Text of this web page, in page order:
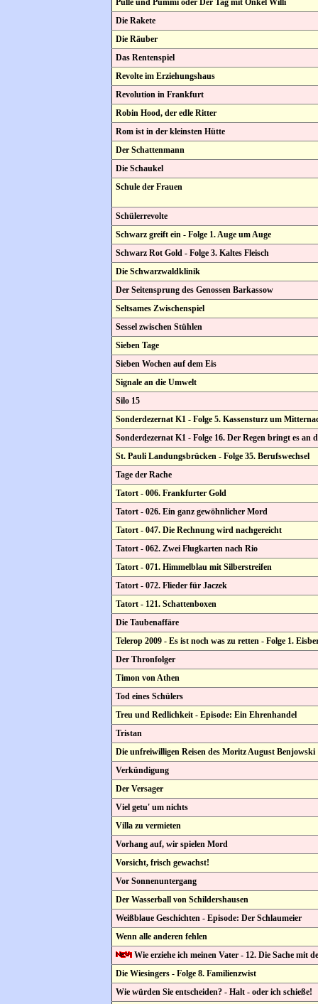
Die Rakete
Die Räuber
Das Rentenspiel
Revolte im Erziehungshaus
Revolution in Frankfurt
Robin Hood, der edle Ritter
Rom ist in der kleinsten Hütte
Der Schattenmann
Die Schaukel
Schule der Frauen
Schülerrevolte
Schwarz greift ein - Folge 1. Auge um Auge
Schwarz Rot Gold - Folge 3. Kaltes Fleisch
Die Schwarzwaldklinik
Der Seitensprung des Genossen Barkassow
Seltsames Zwischenspiel
Sessel zwischen Stühlen
Sieben Tage
Sieben Wochen auf dem Eis
Signale an die Umwelt
Silo 15
Sonderdezernat K1 - Folge 5. Kassensturz um
Sonderdezernat K1 - Folge 16. Der Regen bringt es an
St. Pauli Landungsbrücken - Folge 35. Berufswechsel
Tage der Rache
Tatort - 006. Frankfurter Gold
Tatort - 026. Ein ganz gewöhnlicher Mord
Tatort - 047. Die Rechnung wird nachgereicht
Tatort - 062. Zwei Flugkarten nach Rio
Tatort - 071. Himmelblau mit Silberstreifen
Tatort - 072. Flieder für Jaczek
Tatort - 121. Schattenboxen
Die Taubenaffäre
Telerop 2009 - Es ist noch was zu retten - Folge 1.
Der Thronfolger
Timon von Athen
Tod eines Schülers
Treu und Redlichkeit - Episode: Ein Ehrenhandel
Tristan
Die unfreiwilligen Reisen des Moritz August Benjowski
Verkündigung
Der Versager
Viel getu' um nichts
Villa zu vermieten
Vorhang auf, wir spielen Mord
Vorsicht, frisch gewachst!
Vor Sonnenuntergang
Der Wasserball von Schildershausen
Weißblaue Geschichten - Episode: Der Schlaumeier
Wenn alle anderen fehlen
Wie erziehe ich meinen Vater - 12. Die Sache mit
Die Wiesingers - Folge 8. Familienzwist
Wie würden Sie entscheiden? - Halt - oder ich schieße!